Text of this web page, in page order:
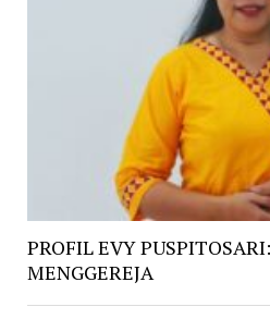
PROFIL EVY
MENGGEREJA